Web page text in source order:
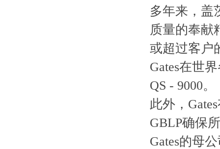
多年来，盖
质量的奉献
或超过客户
Gates在世
QS - 9000。
此外，
GBLP确保
Gates的母